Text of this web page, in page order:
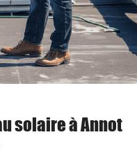
solaire à Annot